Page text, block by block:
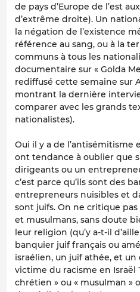
de pays d’Europe de l’est
d’extrême droite). Un
la négation de l’existence
référence au sang, ou à la
communs à tous les
documentaire sur « Golda
rediffusé cette semaine sur
montrant la dernière
comparer avec les grands
nationalistes).
Oui il y a de l’antisémitisme
ont tendance à oublier que
dirigeants ou un
c’est parce qu’ils sont des
entrepreneurs nuisibles et
sont juifs. On ne critique
et musulmans, sans doute
leur religion (qu’y a-t-il
banquier juif français ou
israélien, un juif athée, et
victime du racisme en Israël
chrétien » ou « musulman »